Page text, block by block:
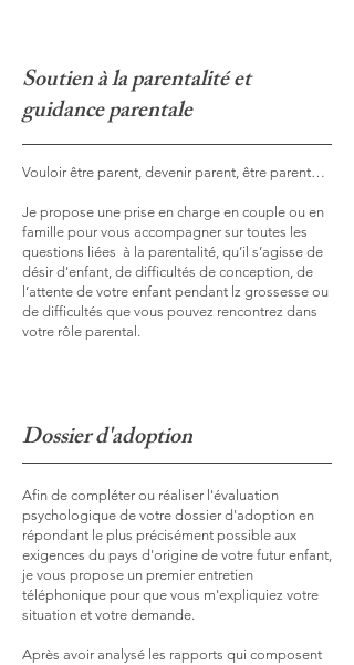
Soutien à la parentalité et
guidance parentale
Vouloir être parent, devenir parent, être parent…
Je propose une prise en charge en couple ou en
famille pour vous accompagner sur toutes les
questions liées à la parentalité, qu’il s’agisse de
désir d'enfant, de difficultés de conception, de
l’attente de votre enfant pendant lz grossesse ou
de difficultés que vous pouvez rencontrez dans
votre rôle parental.
Dossier d'adoption
Afin de compléter ou réaliser l'évaluation
psychologique de votre dossier d'adoption en
répondant le plus précisément possible aux
exigences du pays d'origine de votre futur enfant,
je vous propose un premier entretien
téléphonique pour que vous m'expliquiez votre
situation et votre demande.
Après avoir analysé les rapports qui composent